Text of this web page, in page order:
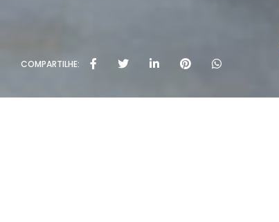
COMPARTILHE: